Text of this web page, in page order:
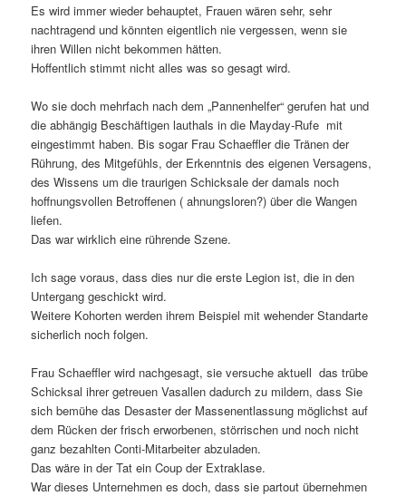
Es wird immer wieder behauptet, Frauen wären sehr, sehr
nachtragend und könnten eigentlich nie vergessen, wenn sie
ihren Willen nicht bekommen hätten.
Hoffentlich stimmt nicht alles was so gesagt wird.
Wo sie doch mehrfach nach dem „Pannenhelfer“ gerufen hat und
die abhängig Beschäftigen lauthals in die Mayday-Rufe mit
eingestimmt haben. Bis sogar Frau Schaeffler die Tränen der
Rührung, des Mitgefühls, der Erkenntnis des eigenen Versagens,
des Wissens um die traurigen Schicksale der damals noch
hoffnungsvollen Betroffenen ( ahnungsloren?) über die Wangen
liefen.
Das war wirklich eine rührende Szene.
Ich sage voraus, dass dies nur die erste Legion ist, die in den
Untergang geschickt wird.
Weitere Kohorten werden ihrem Beispiel mit wehender Standarte
sicherlich noch folgen.
Frau Schaeffler wird nachgesagt, sie versuche aktuell das trübe
Schicksal ihrer getreuen Vasallen dadurch zu mildern, dass Sie
sich bemühe das Desaster der Massenentlassung möglichst auf
dem Rücken der frisch erworbenen, störrischen und noch nicht
ganz bezahlten Conti-Mitarbeiter abzuladen.
Das wäre in der Tat ein Coup der Extraklase.
War dieses Unternehmen es doch, dass sie partout übernehmen